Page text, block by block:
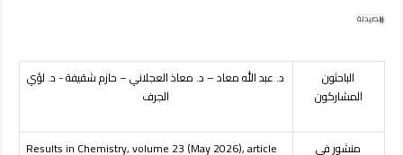
الصيدلة
الباحثون
المشاركون
د. عبد الله معاد – د. معاذ العجلاني – حازم شقيفة - د. لؤي
الجرف
منشور في Results in Chemistry, volume 23 (May 2026), article